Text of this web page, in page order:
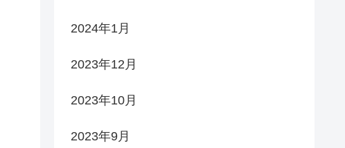
2024年1月
2023年12月
2023年10月
2023年9月